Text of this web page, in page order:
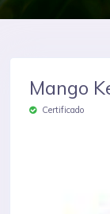
Mango
Certificado